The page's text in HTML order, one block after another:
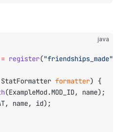
java
= register("friendships_made"
formatter) {
(ExampleMod.MOD_ID, name);
name, id);